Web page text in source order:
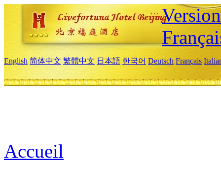
English 简体中文 繁體中文 日本語 한국어 Deutsch Français
Accueil